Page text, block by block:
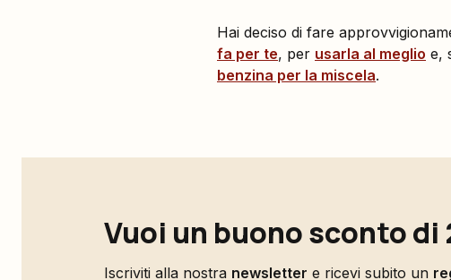
Hai deciso di fare
fa per te, per usarla al meglio e,
benzina per la miscela.
Vuoi un buono sconto di
Iscriviti alla nostra newsletter e ricevi subito un